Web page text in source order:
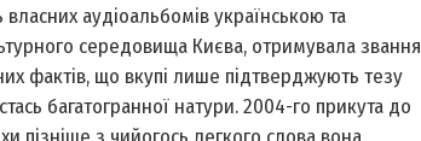
аудіоальбомів українською та
середовища Києва, отримувала звання
фактів, що вкупі лише підтверджують тезу
багатогранної натури. 2004-го прикута до